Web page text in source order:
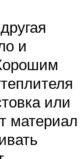
и
или
материал